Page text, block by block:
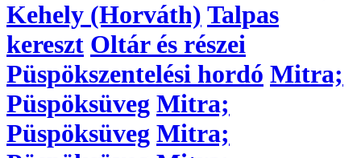
Kehely (Horváth) Talpas
kereszt Oltár és részei
Püspökszentelési hordó Mitra;
Püspöksüveg Mitra;
Püspöksüveg Mitra;